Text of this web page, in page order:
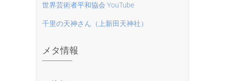
世界芸術者平和協会 YouTube
千里の天神さん（上新田天神社）
メタ情報